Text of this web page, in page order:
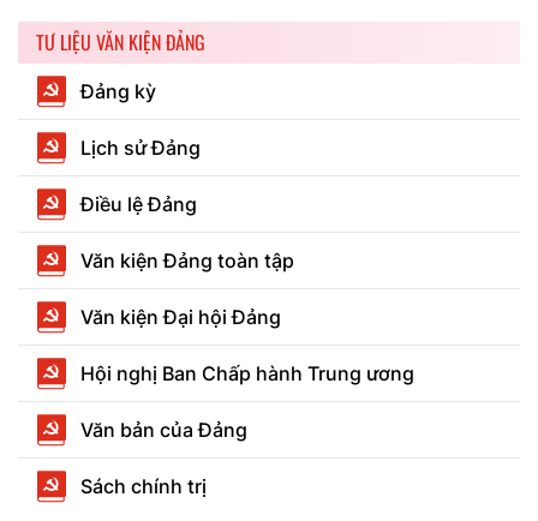
TƯ LIỆU VĂN KIỆN ĐẢNG
Đảng kỳ
Lịch sử Đảng
Điều lệ Đảng
Văn kiện Đảng toàn tập
Văn kiện Đại hội Đảng
Hội nghị Ban Chấp hành Trung ương
Văn bản của Đảng
Sách chính trị